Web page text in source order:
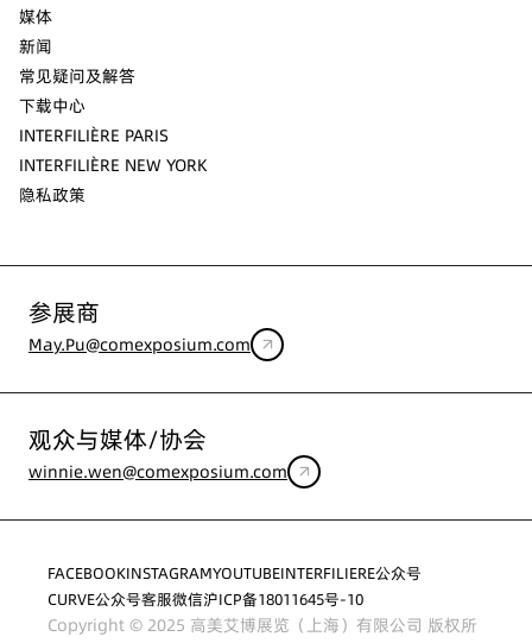
参展商
May.Pu@comexposium.com
观众与媒体/协会
winnie.wen@comexposium.com
媒体
新闻
常见疑问及解答
下载中心
INTERFILIÈRE PARIS
INTERFILIÈRE NEW YORK
隐私政策
FACEBOOKINSTAGRAMYOUTUBEINTERFILIERE公众号
CURVE公众号客服微信沪ICP备18011645号-10
Copyright © 2025 高美艾博展览（上海）有限公司 版权所